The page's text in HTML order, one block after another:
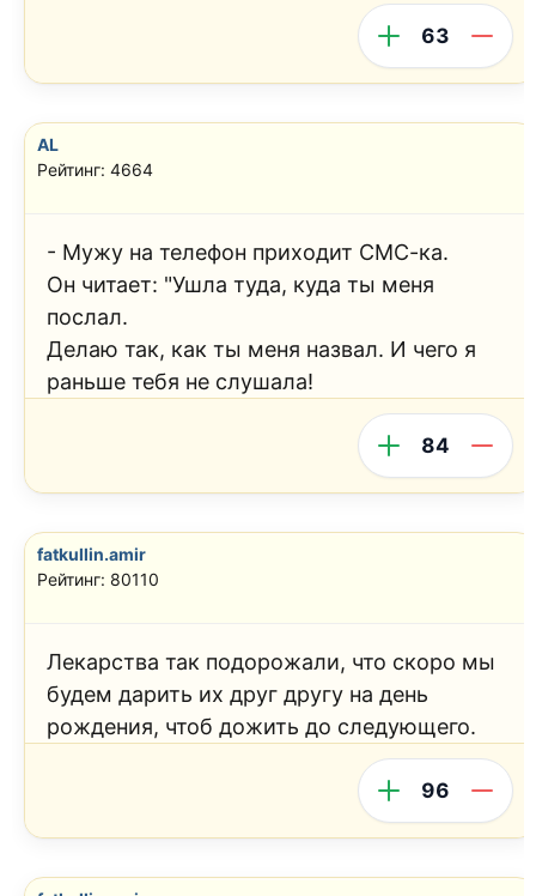
63
AL
Рейтинг: 4664
- Мужу на телефон приходит СМС-ка.
Он читает: "Ушла туда, куда ты меня
послал.
Делаю так, как ты меня назвал. И чего я
раньше тебя не слушала!
84
fatkullin.amir
Рейтинг: 80110
Лекарства так подорожали, что скоро мы
будем дарить их друг другу на день
рождения, чтоб дожить до следующего.
96